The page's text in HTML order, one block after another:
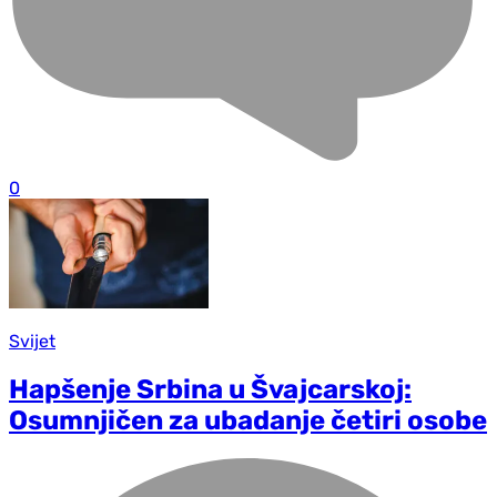
0
Svijet
Hapšenje Srbina u Švajcarskoj:
Osumnjičen za ubadanje četiri osobe